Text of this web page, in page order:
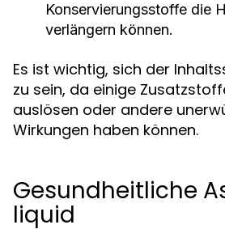
Konservierungsstoffe die
verlängern können.
Es ist wichtig, sich der
zu sein, da einige
auslösen oder andere
Wirkungen haben können.
Gesundheitliche
liquid